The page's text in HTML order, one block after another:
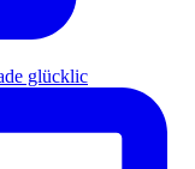
glücklic